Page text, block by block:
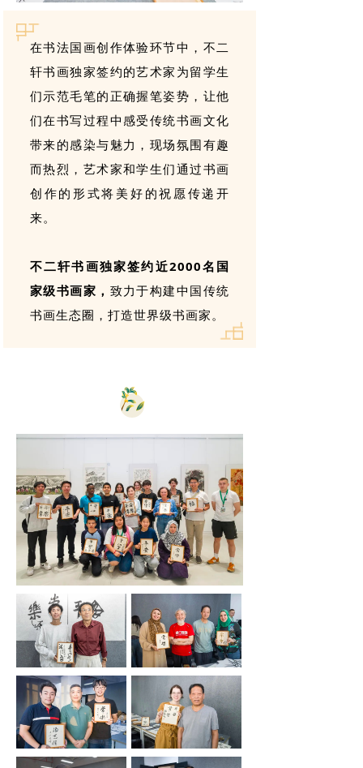
在书法国画创作体验环节中，不二
轩书画独家签约的艺术家为留学生
们示范毛笔的正确握笔姿势，让他
们在书写过程中感受传统书画文化
带来的感染与魅力，现场氛围有趣
而热烈，艺术家和学生们通过书画
创作的形式将美好的祝愿传递开
来。
不二轩书画独家签约近2000名国
家级书画家， 致力于构建中国传统
书画生态圈，打造世界级书画家。